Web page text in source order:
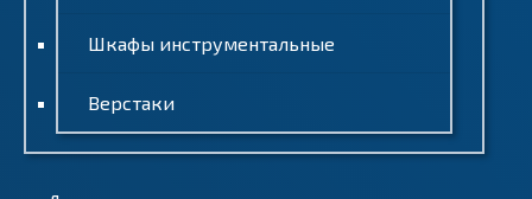
Шкафы инструментальные
Верстаки